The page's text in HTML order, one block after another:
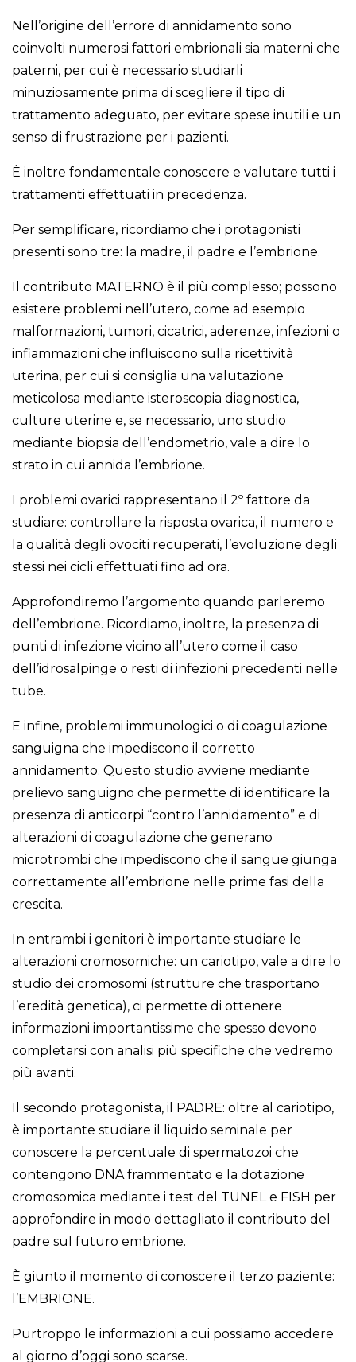
Nell’origine dell’errore di annidamento sono
coinvolti numerosi fattori embrionali sia materni che
paterni, per cui è necessario studiarli
minuziosamente prima di scegliere il tipo di
trattamento adeguato, per evitare spese inutili e un
senso di frustrazione per i pazienti.
È inoltre fondamentale conoscere e valutare tutti i
trattamenti effettuati in precedenza.
Per semplificare, ricordiamo che i protagonisti
presenti sono tre: la madre, il padre e l’embrione.
Il contributo MATERNO è il più complesso; possono
esistere problemi nell’utero, come ad esempio
malformazioni, tumori, cicatrici, aderenze, infezioni o
infiammazioni che influiscono sulla ricettività
uterina, per cui si consiglia una valutazione
meticolosa mediante isteroscopia diagnostica,
culture uterine e, se necessario, uno studio
mediante biopsia dell’endometrio, vale a dire lo
strato in cui annida l’embrione.
I problemi ovarici rappresentano il 2º fattore da
studiare: controllare la risposta ovarica, il numero e
la qualità degli ovociti recuperati, l’evoluzione degli
stessi nei cicli effettuati fino ad ora.
Approfondiremo l’argomento quando parleremo
dell’embrione. Ricordiamo, inoltre, la presenza di
punti di infezione vicino all’utero come il caso
dell’idrosalpinge o resti di infezioni precedenti nelle
tube.
E infine, problemi immunologici o di coagulazione
sanguigna che impediscono il corretto
annidamento. Questo studio avviene mediante
prelievo sanguigno che permette di identificare la
presenza di anticorpi “contro l’annidamento” e di
alterazioni di coagulazione che generano
microtrombi che impediscono che il sangue giunga
correttamente all’embrione nelle prime fasi della
crescita.
In entrambi i genitori è importante studiare le
alterazioni cromosomiche: un cariotipo, vale a dire lo
studio dei cromosomi (strutture che trasportano
l’eredità genetica), ci permette di ottenere
informazioni importantissime che spesso devono
completarsi con analisi più specifiche che vedremo
più avanti.
Il secondo protagonista, il PADRE: oltre al cariotipo,
è importante studiare il liquido seminale per
conoscere la percentuale di spermatozoi che
contengono DNA frammentato e la dotazione
cromosomica mediante i test del TUNEL e FISH per
approfondire in modo dettagliato il contributo del
padre sul futuro embrione.
È giunto il momento di conoscere il terzo paziente:
l’EMBRIONE.
Purtroppo le informazioni a cui possiamo accedere
al giorno d’oggi sono scarse.